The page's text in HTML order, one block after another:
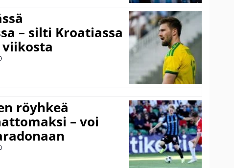
– silti Kroatiassa
röyhkeä
– voi